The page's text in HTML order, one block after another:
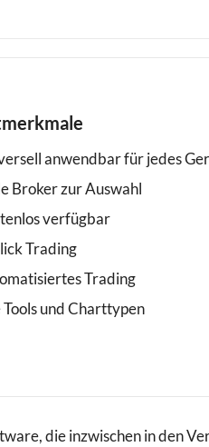
anwendbar für jedes
Broker zur Auswahl
verfügbar
Trading
Trading
und Charttypen
die inzwischen in den